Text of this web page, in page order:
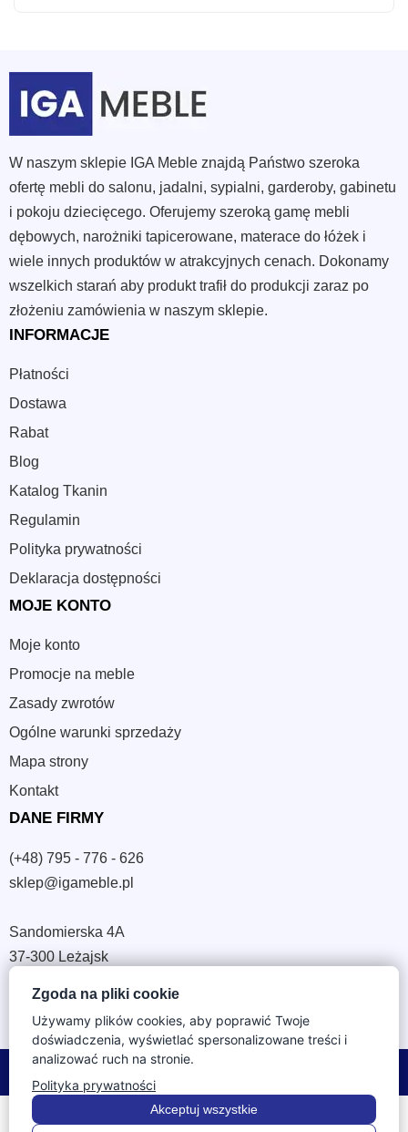
W naszym sklepie IGA Meble znajdą Państwo szeroka
ofertę mebli do salonu, jadalni, sypialni, garderoby, gabinetu
i pokoju dziecięcego. Oferujemy szeroką gamę mebli
dębowych, narożniki tapicerowane, materace do łóżek i
wiele innych produktów w atrakcyjnych cenach. Dokonamy
wszelkich starań aby produkt trafił do produkcji zaraz po
złożeniu zamówienia w naszym sklepie.
INFORMACJE
Płatności
Dostawa
Rabat
Blog
Katalog Tkanin
Regulamin
Polityka prywatności
Deklaracja dostępności
MOJE KONTO
Moje konto
Promocje na meble
Zasady zwrotów
Ogólne warunki sprzedaży
Mapa strony
Kontakt
DANE FIRMY
(+48) 795 - 776 - 626
sklep@igameble.pl
Sandomierska 4A
37-300 Leżajsk
REGON: 180933172
Zgoda na pliki cookie
Używamy plików cookies, aby poprawić Twoje
doświadczenia, wyświetlać spersonalizowane treści i
analizować ruch na stronie.
Polityka prywatności
Akceptuj wszystkie